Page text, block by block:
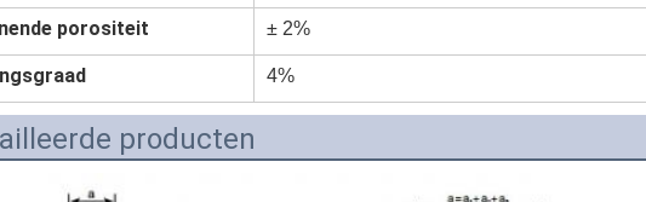
porositeit ± 2%
4%
producten